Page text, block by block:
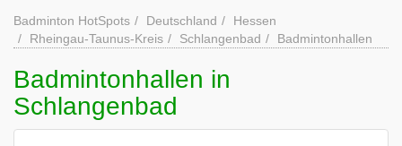
Badminton HotSpots Deutschland
Hessen
Rheingau-Taunus-Kreis
Schlangenbad Badmintonhallen
Badmintonhallen in
Schlangenbad